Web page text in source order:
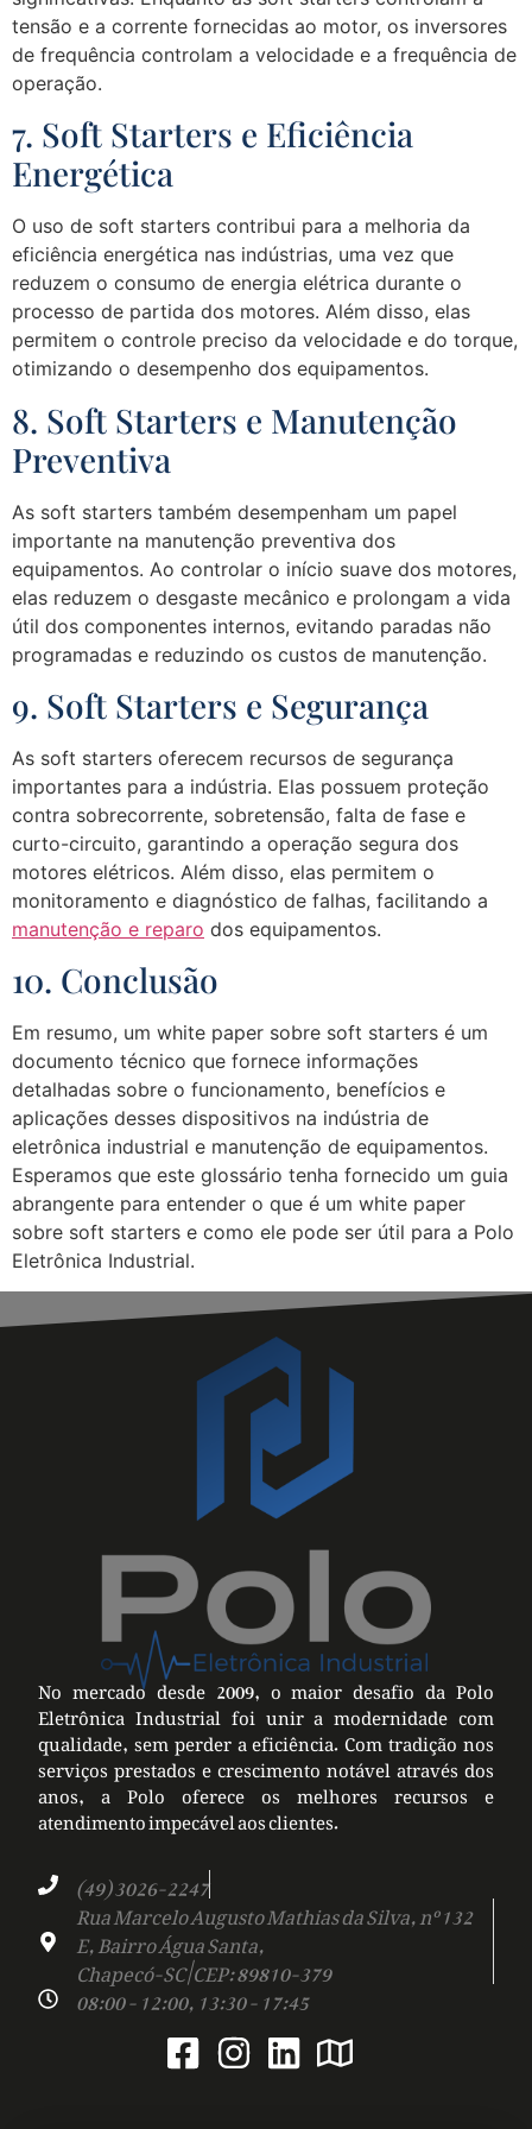
tensão e a corrente fornecidas ao motor, os inversores
de frequência controlam a velocidade e a frequência de
operação.
7. Soft Starters e Eficiência
Energética
O uso de soft starters contribui para a melhoria da
eficiência energética nas indústrias, uma vez que
reduzem o consumo de energia elétrica durante o
processo de partida dos motores. Além disso, elas
permitem o controle preciso da velocidade e do torque,
otimizando o desempenho dos equipamentos.
8. Soft Starters e Manutenção
Preventiva
As soft starters também desempenham um papel
importante na manutenção preventiva dos
equipamentos. Ao controlar o início suave dos motores,
elas reduzem o desgaste mecânico e prolongam a vida
útil dos componentes internos, evitando paradas não
programadas e reduzindo os custos de manutenção.
9. Soft Starters e Segurança
As soft starters oferecem recursos de segurança
importantes para a indústria. Elas possuem proteção
contra sobrecorrente, sobretensão, falta de fase e
curto-circuito, garantindo a operação segura dos
motores elétricos. Além disso, elas permitem o
monitoramento e diagnóstico de falhas, facilitando a
manutenção e reparo dos equipamentos.
10. Conclusão
Em resumo, um white paper sobre soft starters é um
documento técnico que fornece informações
detalhadas sobre o funcionamento, benefícios e
aplicações desses dispositivos na indústria de
eletrônica industrial e manutenção de equipamentos.
Esperamos que este glossário tenha fornecido um guia
abrangente para entender o que é um white paper
sobre soft starters e como ele pode ser útil para a Polo
Eletrônica Industrial.
No mercado desde 2009, o maior desafio da Polo
Eletrônica Industrial foi unir a modernidade com
qualidade, sem perder a eficiência. Com tradição nos
serviços prestados e crescimento notável através dos
anos, a Polo oferece os melhores recursos e
atendimento impecável aos clientes.
(49) 3026-2247
Rua Marcelo Augusto Mathias da Silva, nº 132
E, Bairro Água Santa,
Chapecó-SC | CEP: 89810-379
08:00 - 12:00, 13:30 - 17:45